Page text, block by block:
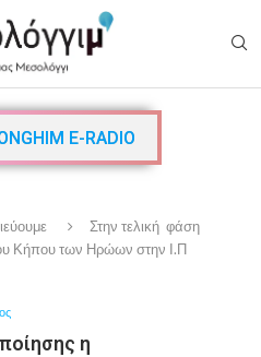
E-RADIO
Στην τελική φάση
Κήπου των Ηρώων στην Ι.Π
η